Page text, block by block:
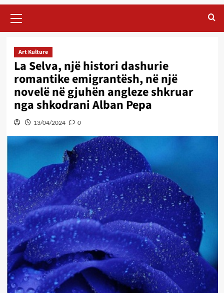
Menu
Art Kulture
La Selva, një histori dashurie
romantike emigrantësh, në një
novelë në gjuhën angleze shkruar
nga shkodrani Alban Pepa
13/04/2024 0